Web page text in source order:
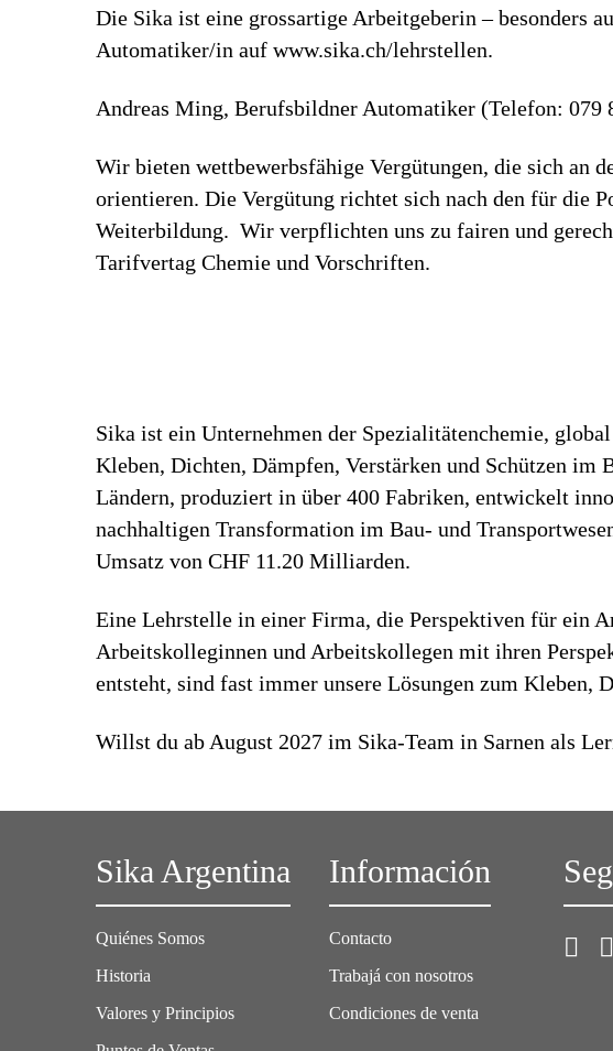
Die Sika ist eine grossartige Arbeitgeberin – besonders
Automatiker/in auf www.sika.ch/lehrstellen.
Andreas Ming, Berufsbildner Automatiker (Telefon:
Wir bieten wettbewerbsfähige Vergütungen, die sich an
orientieren. Die Vergütung richtet sich nach den für die
Weiterbildung. Wir verpflichten uns zu fairen und
Tarifvertag Chemie und Vorschriften.
Sika ist ein Unternehmen der Spezialitätenchemie,
Kleben, Dichten, Dämpfen, Verstärken und Schützen
Ländern, produziert in über 400 Fabriken, entwickelt
nachhaltigen Transformation im Bau- und
Umsatz von CHF 11.20 Milliarden.
Eine Lehrstelle in einer Firma, die Perspektiven für ein
Arbeitskolleginnen und Arbeitskollegen mit ihren
entsteht, sind fast immer unsere Lösungen zum Kleben,
Willst du ab August 2027 im Sika-Team in Sarnen als
Sika Argentina
Quiénes Somos
Historia
Valores y Principios
Información
Contacto
Trabajá con nosotros
Condiciones de venta